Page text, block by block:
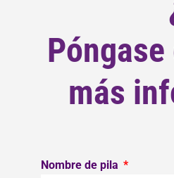
más
Nombre de pila